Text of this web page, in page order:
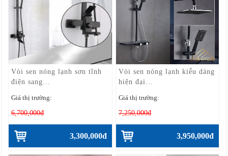
Vòi sen nóng lạnh sơn tĩnh
điện sang...
Giá thị trường:
6,700,000đ
3,300,000đ
Vòi sen nóng lạnh kiểu dáng
hiện đại...
Giá thị trường:
7,250,000đ
3,950,000đ